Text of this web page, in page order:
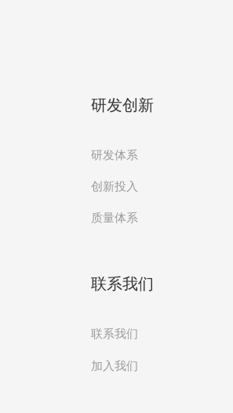
研发创新
研发体系
创新投入
质量体系
联系我们
联系我们
加入我们